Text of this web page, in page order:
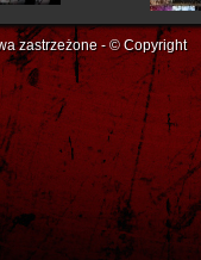
zastrzeżone - © Copyright